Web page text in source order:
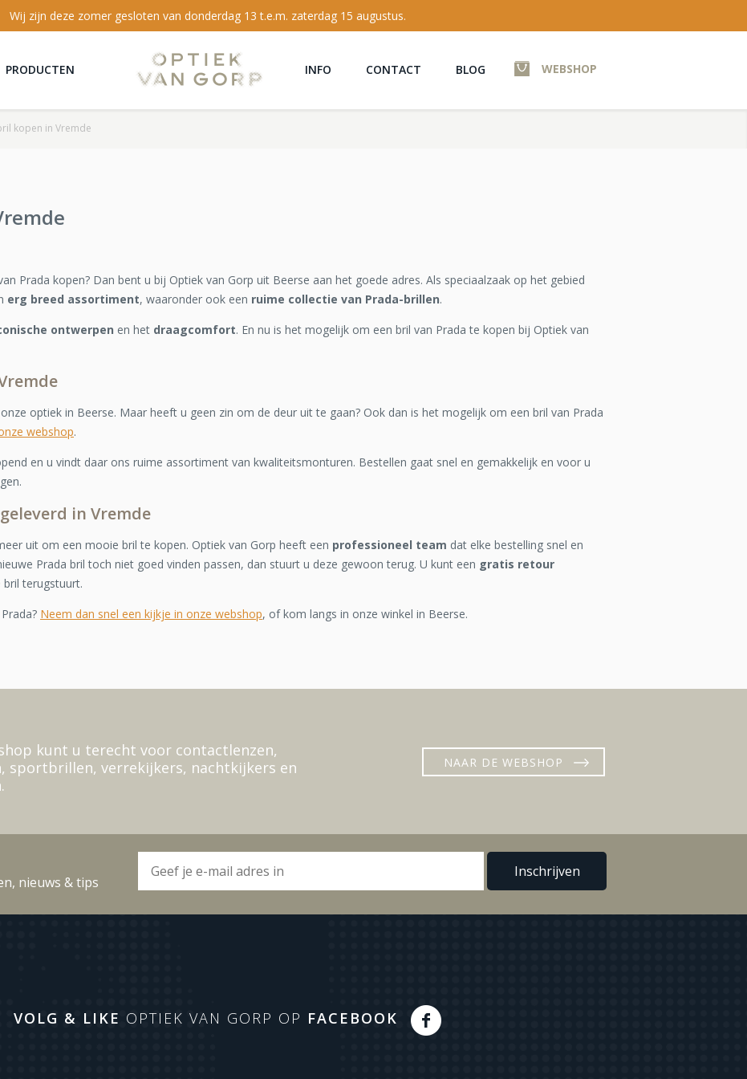
Wij zijn deze zomer gesloten van donderdag 13 t.e.m. zaterdag 15 augustus.
WEBSHOP
PRODUCTEN INFO CONTACT BLOG
kopen in Vremde
Prada kopen? Dan bent u bij Optiek van Gorp uit Beerse aan het goede adres. Als speciaalzaak op het gebied
erg breed assortiment, waaronder ook een ruime collectie van Prada-brillen.
ontwerpen en het draagcomfort. En nu is het mogelijk om een bril van Prada te kopen bij Optiek van
optiek in Beerse. Maar heeft u geen zin om de deur uit te gaan? Ook dan is het mogelijk om een bril van Prada
webshop.
en u vindt daar ons ruime assortiment van kwaliteitsmonturen. Bestellen gaat snel en gemakkelijk en voor u
in Vremde
uit om een mooie bril te kopen. Optiek van Gorp heeft een professioneel team dat elke bestelling snel en
Prada bril toch niet goed vinden passen, dan stuurt u deze gewoon terug. U kunt een gratis retour
bril terugstuurt.
Neem dan snel een kijkje in onze webshop, of kom langs in onze winkel in Beerse.
kunt u terecht voor contactlenzen,
sportbrillen, verrekijkers, nachtkijkers en
NAAR DE WEBSHOP
nieuws & tips
VOLG & LIKE OPTIEK VAN GORP OP FACEBOOK